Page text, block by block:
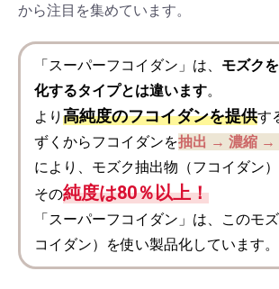
から注目を集めています。
「スーパーフコイダン」は、 モズク
化するタイプとは違います。
より 高純度のフコイダンを提供す
ずくからフコイダンを抽出 → 濃縮 →
により、モズク抽出物（フコイダン）
その純度は80％以上！
「スーパーフコイダン」は、このモ
コイダン）を使い製品化しています。